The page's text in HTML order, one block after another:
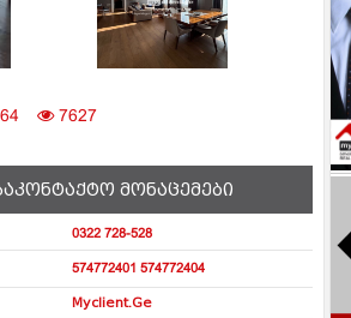
7627
მონაცემები
0322 728-528
574772401 574772404
Myclient.Ge